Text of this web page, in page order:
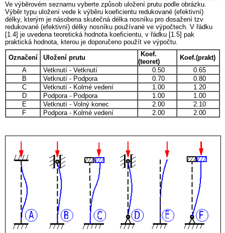
Ve výběrovém seznamu vyberte způsob uložení prutu podle obrázku.
Výběr typu uložení vede k výběru koeficientu redukované (efektivní)
délky, kterým je násobena skutečná délka nosníku pro dosažení tzv
redukované (efektivní) délky nosníku používané ve výpočtech. V řádku
[1.4] je uvedena teoretická hodnota koeficientu, v řádku [1.5] pak
praktická hodnota, kterou je doporučeno použít ve výpočtu.
Označení Uložení prutu
Koef.
(teoret)
Koef.(prakt)
A
Vetknutí - Vetknutí 0.50
0.65
B
Vetknutí - Podpora 0.70
0.80
C
Vetknutí - Kolmé vedení 1.00
1.20
D
Podpora - Podpora 1.00
1.00
E
Vetknutí - Volný konec 2.00
2.10
F
Podpora - Kolmé vedení 2.00 2.00